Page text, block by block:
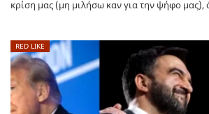
κρίση μας (μη μιλήσω καν για την ψήφο μας),
RED LIKE